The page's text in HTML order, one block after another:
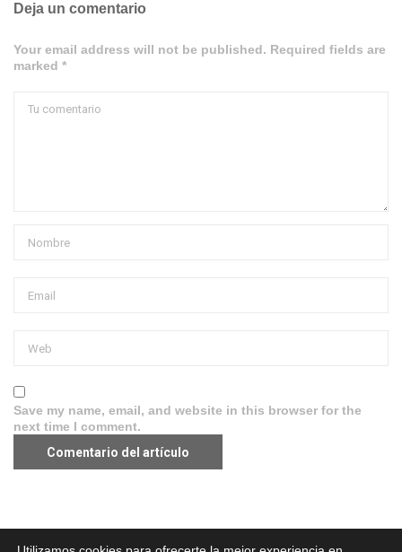
Deja un comentario
Your email address will not be published. Required fields are
marked *
Save my name, email, and website in this browser for the
next time I comment.
Aviso legal·Política de Privacidad·Política de Cookies